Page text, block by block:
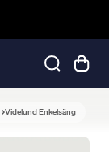
Videlund Enkelsäng